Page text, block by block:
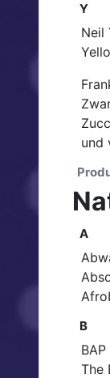
Y
Neil
Yello
und
A
B
BAP
The